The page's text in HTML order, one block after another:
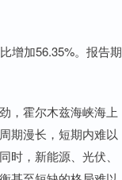
增加56.35%。报告期
，霍尔木兹海峡海上
期漫长，短期内难以
，新能源、光伏、